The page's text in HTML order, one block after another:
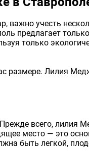
учесть
предлагает
только
размере. Лилия
всего, лилия
место — это
быть легкой,